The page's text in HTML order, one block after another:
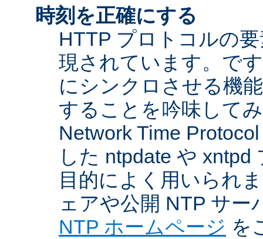
時刻を正確にする
HTTP プロトコルの
現されています。で
にシンクロさせる機
することを吟味して
Network Time
した ntpdate や
目的によく用いられ
ェアや公開 NTP サー
NTP ホームページ を